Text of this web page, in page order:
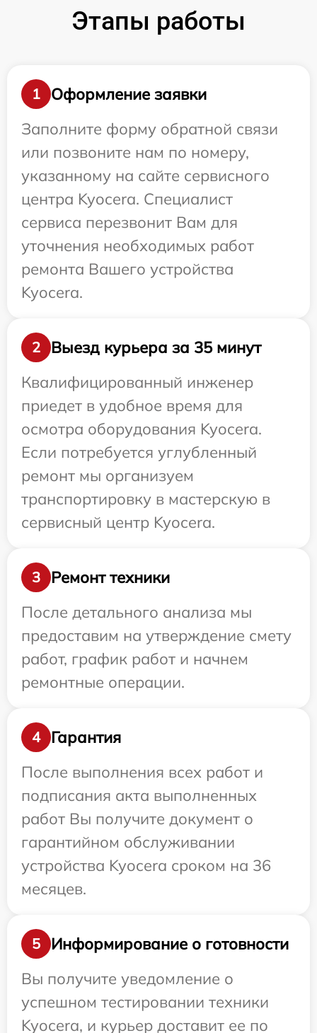
Этапы работы
1
Оформление заявки
Заполните форму обратной связи
или позвоните нам по номеру,
указанному на сайте сервисного
центра Kyocera. Специалист
сервиса перезвонит Вам для
уточнения необходимых работ
ремонта Вашего устройства
Kyocera.
2
Выезд курьера за 35 минут
Квалифицированный инженер
приедет в удобное время для
осмотра оборудования Kyocera.
Если потребуется углубленный
ремонт мы организуем
транспортировку в мастерскую в
сервисный центр Kyocera.
3
Ремонт техники
После детального анализа мы
предоставим на утверждение смету
работ, график работ и начнем
ремонтные операции.
4
Гарантия
После выполнения всех работ и
подписания акта выполненных
работ Вы получите документ о
гарантийном обслуживании
устройства Kyocera сроком на 36
месяцев.
5
Информирование о готовности
Вы получите уведомление о
успешном тестировании техники
Kyocera, и курьер доставит ее по